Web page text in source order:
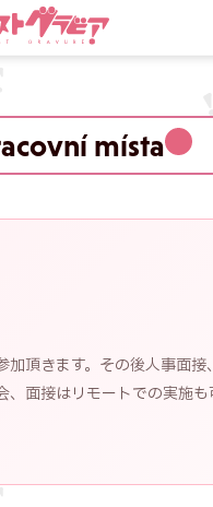
místa
頂きます。その後人事面
、面接はリモートでの実施